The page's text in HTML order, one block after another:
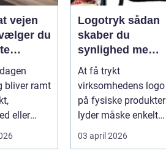
vejen
du
hjælp
bliver ramt
eller
a...
Logotryk sådan
skaber du
synlighed med
simple midler
At få trykt
virksomhedens logo
på fysiske produkter
lyder måske enkelt.
Men gjort rigtigt kan
logotr...
03 april 2026